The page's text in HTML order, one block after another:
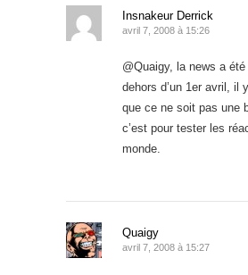
Insnakeur Derrick
avril 7, 2008 à 15:26
@Quaigy, la news a
dehors d’un 1er avril, il
que ce ne soit pas une
c’est pour tester les
monde.
Quaigy
avril 7, 2008 à 15:27